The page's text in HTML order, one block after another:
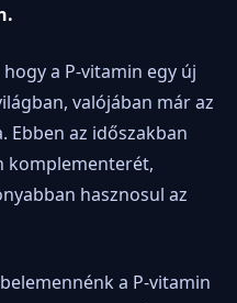
a P-vitamin egy új
valójában már az
Ebben az időszakban
komplementerét,
hasznosul az
a P-vitamin